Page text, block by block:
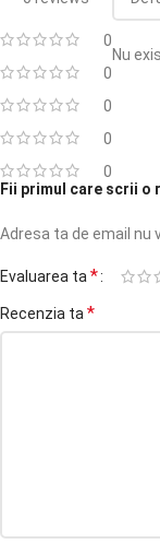
0
0
0
0
0
Nu
Fii primul care scrii o
Adresa ta de email nu
Evaluarea ta *
Recenzia ta *